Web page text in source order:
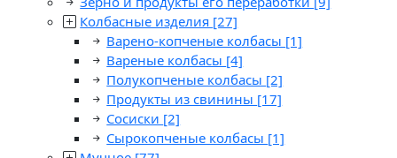
Колбасные изделия [27]
Варено-копченые колбасы [1]
Вареные колбасы [4]
Полукопченые колбасы [2]
Продукты из свинины [17]
Сосиски [2]
Сырокопченые колбасы [1]